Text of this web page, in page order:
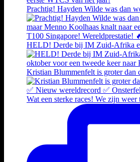
Prachtig! Hayden Wilde was dan
HELD! Derde bij IM Zuid-Afrika
Kristian Blummenfelt is groter dan
Wat een sterke races! We zijn weer